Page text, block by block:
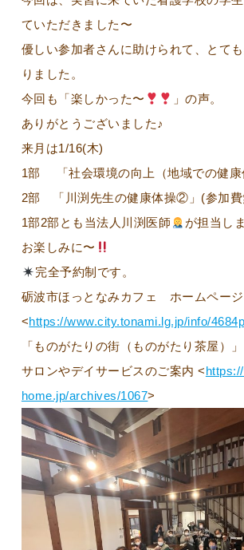
ていただきました〜
優しい参加者さんに助けられて、とて
りました。
今回も「楽しかった〜
」の声。
ありがとうございました♪
来月は1/16(木)
1部 「社会環境の向上（地域での健康
2部 「川渕先生の健康体操②」(参加費
1部2部とも当法人川渕医師
が担当し
お楽しみに〜
完全予約制です。
砺波市ほっとなみカフェ ホームページ
<https://www.city.tonami.lg.jp/info/
「ものがたりの街（ものがたり茶屋）
サロンやデイサービスのご案内 <
home.jp/archives/1067>